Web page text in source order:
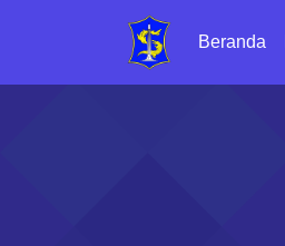
Beranda